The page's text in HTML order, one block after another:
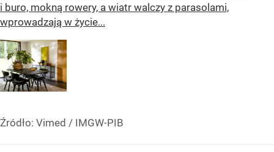
i buro, mokną rowery, a wiatr walczy z parasolami,
wprowadzają w życie...
Źródło: Vimed / IMGW-PIB